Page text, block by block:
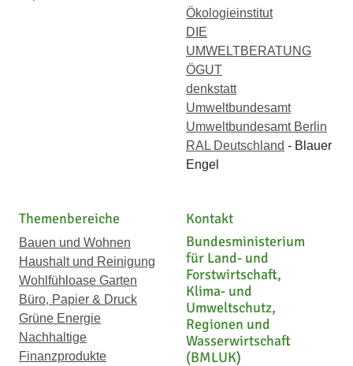
Ökologieinstitut
DIE
UMWELTBERATUNG
ÖGUT
denkstatt
Umweltbundesamt
Umweltbundesamt Berlin
RAL Deutschland - Blauer
Engel
Themenbereiche
Bauen und Wohnen
Haushalt und Reinigung
Wohlfühloase Garten
Büro, Papier & Druck
Grüne Energie
Nachhaltige
Finanzprodukte
Kontakt
Bundesministerium
für Land- und
Forstwirtschaft,
Klima- und
Umweltschutz,
Regionen und
Wasserwirtschaft
(BMLUK)